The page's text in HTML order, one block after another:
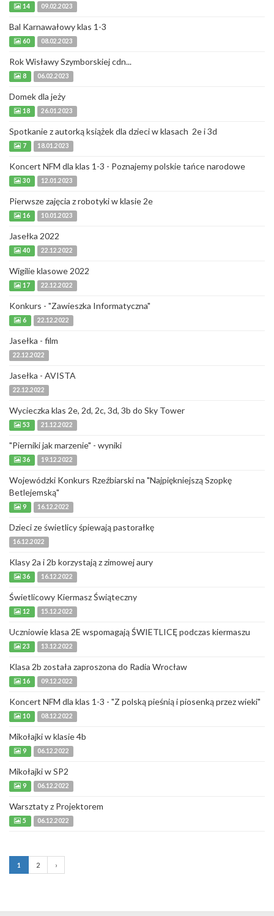
14 09.02.2023
Bal Karnawałowy klas 1-3
60 08.02.2023
Rok Wisławy Szymborskiej cdn...
8 06.02.2023
Domek dla jeży
18 26.01.2023
Spotkanie z autorką książek dla dzieci w klasach 2e i 3d
7 18.01.2023
Koncert NFM dla klas 1-3 - Poznajemy polskie tańce narodowe
30 12.01.2023
Pierwsze zajęcia z robotyki w klasie 2e
16 10.01.2023
Jasełka 2022
40 22.12.2022
Wigilie klasowe 2022
17 22.12.2022
Konkurs - "Zawieszka Informatyczna"
6 22.12.2022
Jasełka - film
22.12.2022
Jasełka - AVISTA
22.12.2022
Wycieczka klas 2e, 2d, 2c, 3d, 3b do Sky Tower
53 21.12.2022
"Pierniki jak marzenie" - wyniki
36 19.12.2022
Wojewódzki Konkurs Rzeźbiarski na "Najpiękniejszą Szopkę
Betlejemską"
9 16.12.2022
Dzieci ze świetlicy śpiewają pastorałkę
16.12.2022
Klasy 2a i 2b korzystają z zimowej aury
36 16.12.2022
Świetlicowy Kiermasz Świąteczny
12 15.12.2022
Uczniowie klasa 2E wspomagają ŚWIETLICĘ podczas kiermaszu
23 13.12.2022
Klasa 2b została zaproszona do Radia Wrocław
16 09.12.2022
Koncert NFM dla klas 1-3 - "Z polską pieśnią i piosenką przez wieki"
10 08.12.2022
Mikołajki w klasie 4b
9 06.12.2022
Mikołajki w SP2
9 06.12.2022
Warsztaty z Projektorem
5 06.12.2022
1 2 ›